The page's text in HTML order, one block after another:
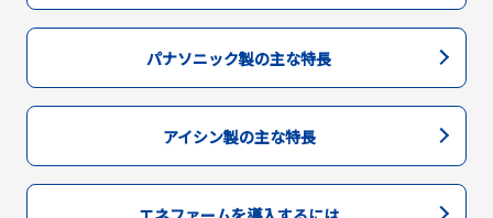
パナソニック製の主な特長
アイシン製の主な特長